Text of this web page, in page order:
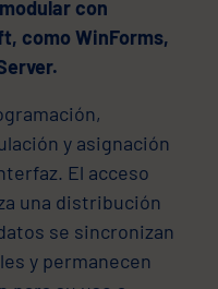
con
como WinForms,
y asignación
El acceso
una distribución
se sincronizan
y permanecen